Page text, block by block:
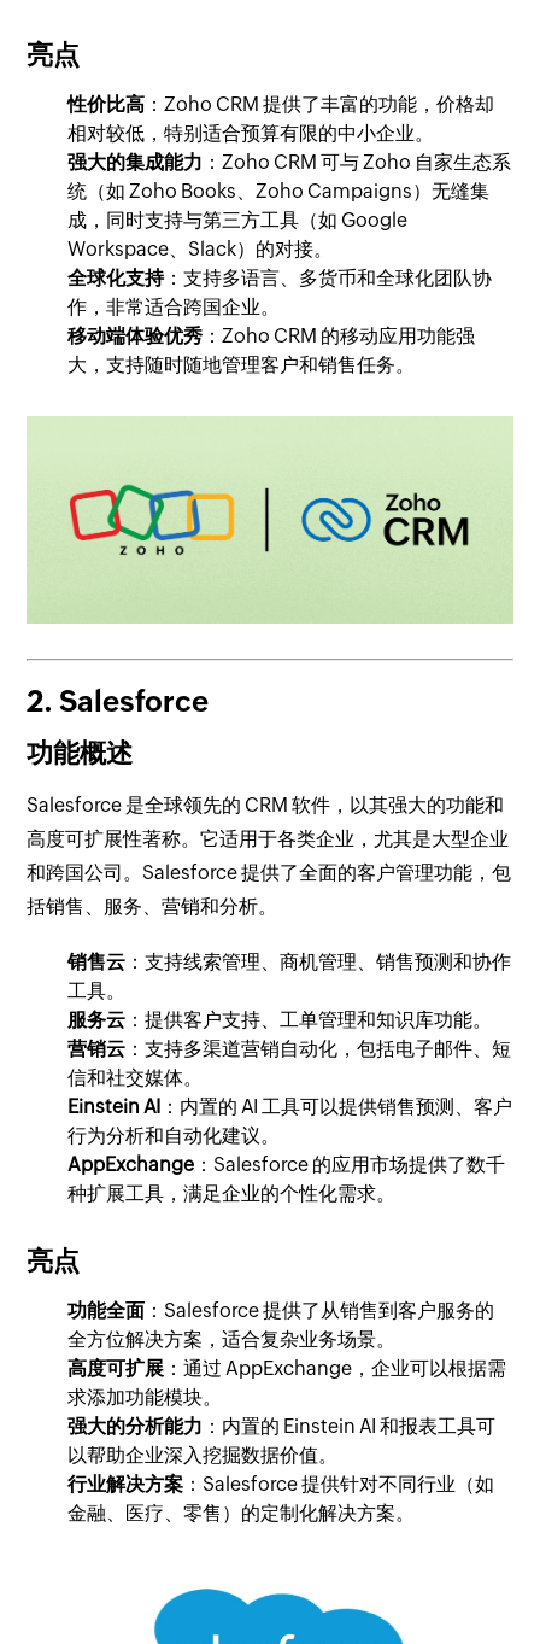
亮点
性价比高 ：Zoho CRM 提供了丰富的功能，价格却
相对较低，特别适合预算有限的中小企业。
强大的集成能力 ：Zoho CRM 可与 Zoho 自家生态系
统（如 Zoho Books、Zoho Campaigns）无缝集
成，同时支持与第三方工具（如 Google
Workspace、Slack）的对接。
全球化支持：支持多语言、多货币和全球化团队协
作，非常适合跨国企业。
移动端体验优秀 ：Zoho CRM 的移动应用功能强
大，支持随时随地管理客户和销售任务。
2. Salesforce
功能概述
Salesforce 是全球领先的 CRM 软件，以其强大的功能和
高度可扩展性著称。它适用于各类企业，尤其是大型企业
和跨国公司。Salesforce 提供了全面的客户管理功能，包
括销售、服务、营销和分析。
销售云 ：支持线索管理、商机管理、销售预测和协作
工具。
服务云 ：提供客户支持、工单管理和知识库功能。
营销云 ：支持多渠道营销自动化，包括电子邮件、短
信和社交媒体。
Einstein AI ：内置的 AI 工具可以提供销售预测、客户
行为分析和自动化建议。
AppExchange ：Salesforce 的应用市场提供了数千
种扩展工具，满足企业的个性化需求。
亮点
功能全面 ：Salesforce 提供了从销售到客户服务的
全方位解决方案，适合复杂业务场景。
高度可扩展 ：通过 AppExchange，企业可以根据需
求添加功能模块。
强大的分析能力 ：内置的 Einstein AI 和报表工具可
以帮助企业深入挖掘数据价值。
行业解决方案 ：Salesforce 提供针对不同行业（如
金融、医疗、零售）的定制化解决方案。